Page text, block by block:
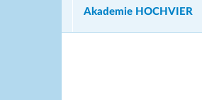
Akademie HOCHVIER